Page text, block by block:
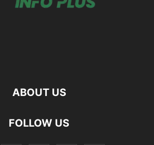
ABOUT US
FOLLOW US